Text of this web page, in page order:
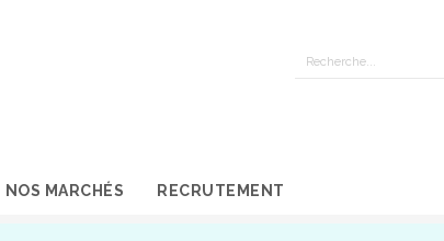
NOS MARCHÉS RECRUTEMENT